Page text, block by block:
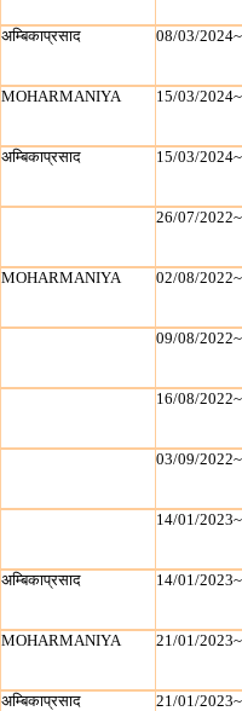
अम्बिकाप्रसाद 08/03/
MOHARMANIYA 15/03/
अम्बिकाप्रसाद 15/03/
26/07/
MOHARMANIYA 02/08/
09/08/
16/08/
03/09/
14/01/
अम्बिकाप्रसाद 14/01/
MOHARMANIYA 21/01/
अम्बिकाप्रसाद 21/01/